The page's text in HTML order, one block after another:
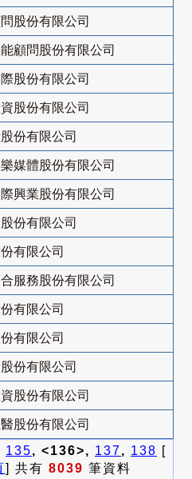
股份有限公司
顧問股份有限公司
股份有限公司
股份有限公司
份有限公司
媒體股份有限公司
興業股份有限公司
份有限公司
有限公司
服務股份有限公司
有限公司
有限公司
份有限公司
股份有限公司
股份有限公司
135, <136>, 137, 138 [
] 共有 8039 筆資料